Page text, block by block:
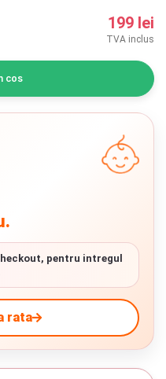
199 lei
TVA inclus
cos
pentru intregul
rata